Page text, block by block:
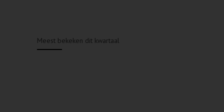
Meest bekeken dit kwartaal